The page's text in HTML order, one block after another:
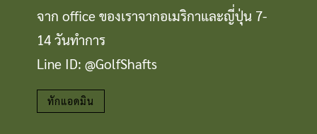
จาก office ของเราจากอเมริกาและญี่ปุ่น 7-
14 วันทำการ
Line ID: @GolfShafts
ทักแอดมิน